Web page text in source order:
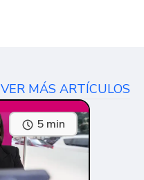
VER MÁS ARTÍCULOS
5 min